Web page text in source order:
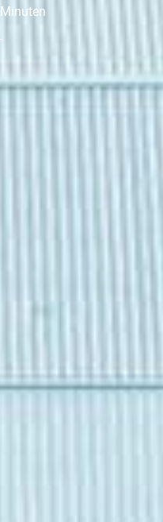
Minuten